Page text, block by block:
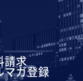
請求
マガ登録